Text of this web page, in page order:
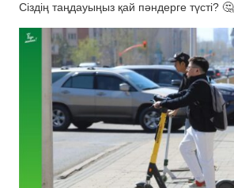
Сіздің таңдауыңыз қай пәндерге түсті? 🤔